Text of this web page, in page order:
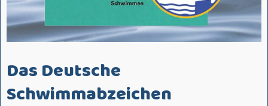
Das Deutsche
Schwimmabzeichen